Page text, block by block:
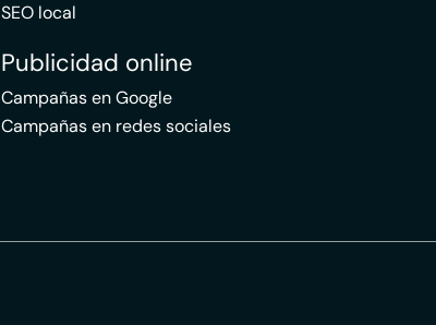
SEO local
Publicidad online
Campañas en Google
Campañas en redes sociales